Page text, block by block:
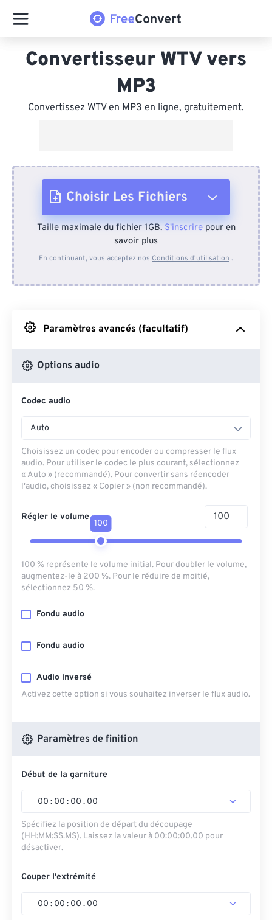
Convertisseur WTV vers
MP3
Convertissez WTV en MP3 en ligne, gratuitement.
Choisir Les Fichiers
Depuis l'appareil
Depuis Google Drive
Depuis OneDrive
Taille maximale du fichier 1GB.S'inscrirepour en
savoir plus
En continuant, vous acceptez nos Conditions d'utilisation .
Paramètres avancés (facultatif)
Options audio
Codec audio
Auto
Choisissez un codec pour encoder ou compresser le flux
audio. Pour utiliser le codec le plus courant, sélectionnez
« Auto » (recommandé). Pour convertir sans réencoder
l'audio, choisissez « Copier » (non recommandé).
Régler le volume
100
100 % représente le volume initial. Pour doubler le volume,
augmentez-le à 200 %. Pour le réduire de moitié,
sélectionnez 50 %.
Fondu audio
Fondu audio
Audio inversé
Activez cette option si vous souhaitez inverser le flux audio.
Paramètres de finition
Début de la garniture
00 : 00 : 00 . 00
Spécifiez la position de départ du découpage
(HH:MM:SS.MS). Laissez la valeur à 00:00:00.00 pour
désactiver.
Couper l'extrémité
00 : 00 : 00 . 00